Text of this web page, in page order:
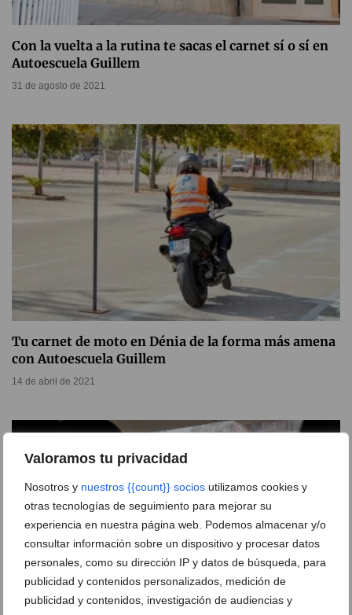
Valoramos tu privacidad
Nosotros y nuestros {{count}} socios utilizamos cookies y
otras tecnologías de seguimiento para mejorar su
experiencia en nuestra página web. Podemos almacenar y/o
consultar información sobre un dispositivo y procesar datos
personales, como su dirección IP y datos de búsqueda, para
publicidad y contenidos personalizados, medición de
publicidad y contenidos, investigación de audiencias y
Con la vuelta a la rutina te sacas el carnet sí o sí en
Autoescuela Guillem
31 de agosto de 2021
Tu carnet de moto en Dénia de la forma más amena
con Autoescuela Guillem
14 de abril de 2021